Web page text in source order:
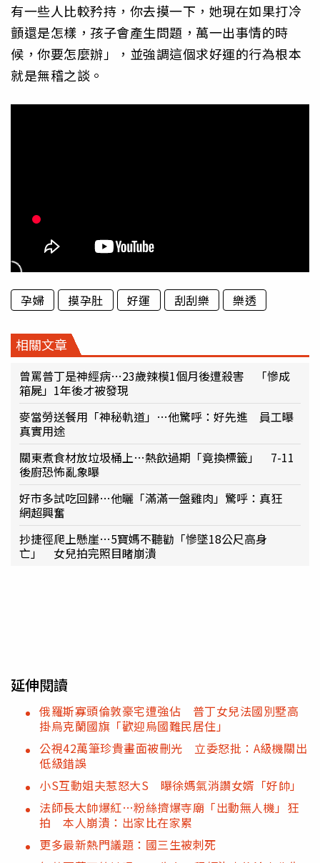
有一些人比較矜持，你去摸一下，她現在如果打冷
顫還是怎樣，孩子會產生問題，萬一出事情的時
候，你要怎麼辦」，並強調這個求好運的行為根本
就是無稽之談。
孕婦 摸孕肚 好運 刮刮樂 樂透
相關文章
曾罵普丁是神經病…23歲辣模1個月後遭殺害 「慘成
箱屍」1年後才被發現
麥當勞送餐用「神秘軌道」…他驚呼：好先進 員工曝
真實用途
關東煮食材放垃圾桶上…熱飲過期「竟換標籤」 7-11
後廚恐怖亂象曝
好市多試吃回歸…他曬「滿滿一盤雞肉」驚呼：真狂
網超興奮
抄捷徑爬上懸崖…5寶媽不聽勸「慘墜18公尺高身
亡」 女兒拍完照目睹崩潰
延伸閱讀
俄羅斯寡頭倫敦豪宅遭強佔 普丁女兒法國別墅高
掛烏克蘭國旗「歡迎烏國難民居住」
公視42萬筆珍貴畫面被刪光 立委怒批：A級機關出
低級錯誤
小S互動姐夫惹怒大S 曝徐媽氣消讚女婿「好帥」
法師長太帥爆紅…粉絲擠爆寺廟「出動無人機」狂
拍 本人崩潰：出家比在家累
更多最新熱門議題：國三生被刺死